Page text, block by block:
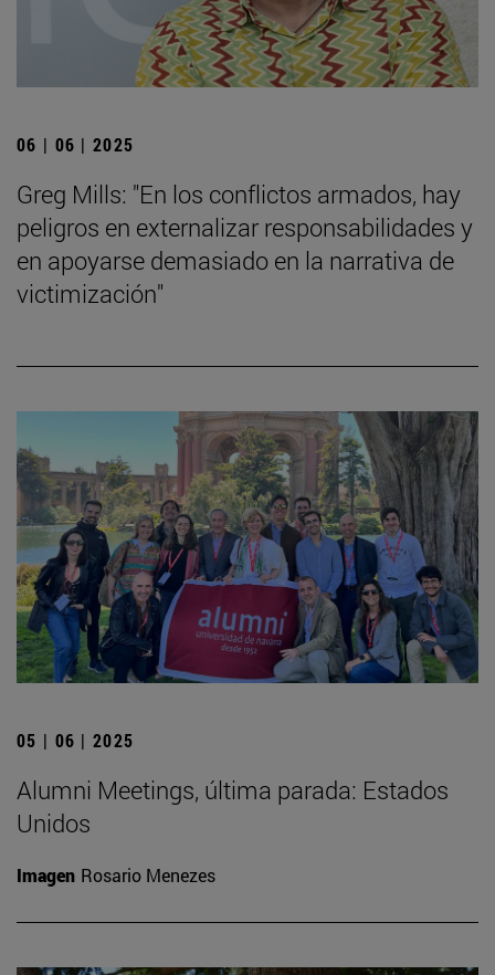
06 | 06 | 2025
Greg Mills: "En los conflictos armados, hay
peligros en externalizar responsabilidades y
en apoyarse demasiado en la narrativa de
victimización"
05 | 06 | 2025
Alumni Meetings, última parada: Estados
Unidos
Imagen Rosario Menezes